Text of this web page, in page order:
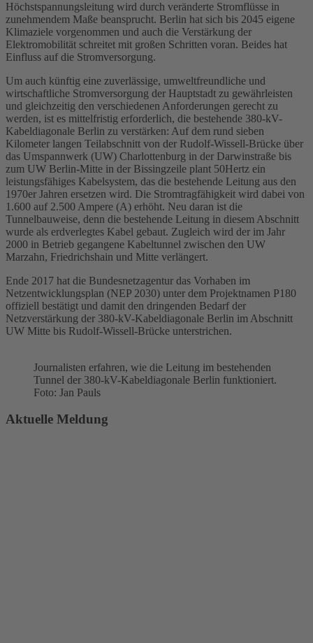
Höchstspannungsleitung wird durch veränderte Stromflüsse in
zunehmendem Maße beansprucht. Berlin hat sich bis 2045 eigene
Klimaziele vorgenommen und auch die Verstärkung der
Elektromobilität schreitet mit großen Schritten voran. Beides hat
Einfluss auf die Stromversorgung.
Um auch künftig eine zuverlässige, umweltfreundliche und
wirtschaftliche Stromversorgung der Hauptstadt zu gewährleisten
und gleichzeitig den verschiedenen Anforderungen gerecht zu
werden, ist es mittelfristig erforderlich, die bestehende 380-kV-
Kabeldiagonale Berlin zu verstärken: Auf dem rund sieben
Kilometer langen Teilabschnitt von der Rudolf-Wissell-Brücke über
das Umspannwerk (UW) Charlottenburg in der Darwinstraße bis
zum UW Berlin-Mitte in der Bissingzeile plant 50Hertz ein
leistungsfähiges Kabelsystem, das die bestehende Leitung aus den
1970er Jahren ersetzen wird. Die Stromtragfähigkeit wird dabei von
1.600 auf 2.500 Ampere (A) erhöht. Neu daran ist die
Tunnelbauweise, denn die bestehende Leitung in diesem Abschnitt
wurde als erdverlegtes Kabel gebaut. Zugleich wird der im Jahr
2000 in Betrieb gegangene Kabeltunnel zwischen den UW
Marzahn, Friedrichshain und Mitte verlängert.
Ende 2017 hat die Bundesnetzagentur das Vorhaben im
Netzentwicklungsplan (NEP 2030) unter dem Projektnamen P180
offiziell bestätigt und damit den dringenden Bedarf der
Netzverstärkung der 380-kV-Kabeldiagonale Berlin im Abschnitt
UW Mitte bis Rudolf-Wissell-Brücke unterstrichen.
Journalisten erfahren, wie die Leitung im bestehenden
Tunnel der 380-kV-Kabeldiagonale Berlin funktioniert.
Foto: Jan Pauls
Aktuelle Meldung